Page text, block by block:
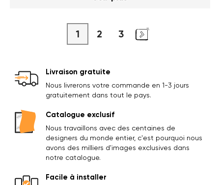
1 2 3
Livraison gratuite
Nous livrerons votre commande en 1-3 jours
gratuitement dans tout le pays.
Catalogue exclusif
Nous travaillons avec des centaines de
designers du monde entier, c'est pourquoi nous
avons des milliers d'images exclusives dans
notre catalogue.
Facile à installer